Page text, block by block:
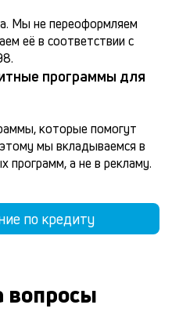
Мы не переоформляем
её в соответствии с
программы для
которые помогут
мы вкладываемся в
программ, а не в рекламу.
по кредиту
вопросы